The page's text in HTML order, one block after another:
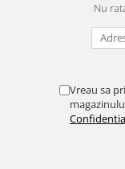
Nu
Vreau sa